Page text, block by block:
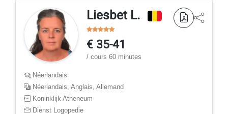
Liesbet L.
€ 35-41
/ cours 60 minutes
Néerlandais
Néerlandais, Anglais, Allemand
Koninklijk Atheneum
Dienst Logopedie